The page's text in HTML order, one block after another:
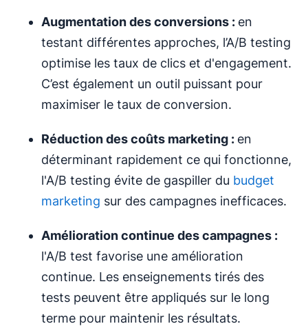
Augmentation des conversions : en
testant différentes approches, l’A/B testing
optimise les taux de clics et d'engagement.
C’est également un outil puissant pour
maximiser le taux de conversion.
Réduction des coûts marketing : en
déterminant rapidement ce qui fonctionne,
l'A/B testing évite de gaspiller du budget
marketing sur des campagnes inefficaces.
Amélioration continue des campagnes :
l'A/B test favorise une amélioration
continue. Les enseignements tirés des
tests peuvent être appliqués sur le long
terme pour maintenir les résultats.